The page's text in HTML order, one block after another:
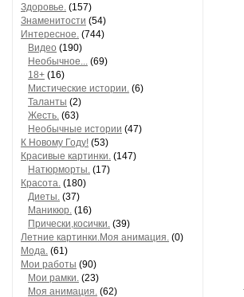
Здоровье. (157)
Знаменитости (54)
Интересное. (744)
Видео (190)
Необычное... (69)
18+ (16)
Мистические истории. (6)
Таланты (2)
Жесть. (63)
Необычные истории (47)
К Новому Году! (53)
Красивые картинки. (147)
Натюрморты. (17)
Красота. (180)
Диеты. (37)
Маникюр. (16)
Прически,косички. (39)
Летние картинки.Моя анимация. (0)
Мода. (61)
Мои работы (90)
Мои рамки. (23)
Моя анимация. (62)